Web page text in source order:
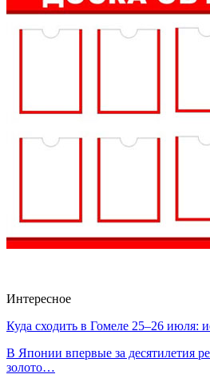
Интересное
Куда сходить в Гомеле 25–26 июля:
В Японии впервые за десятилетия
золото…